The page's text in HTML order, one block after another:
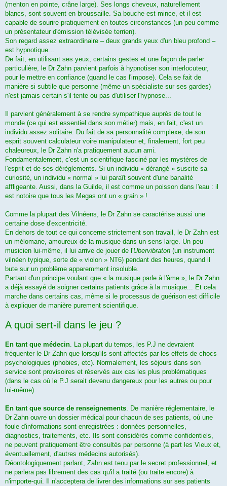
(menton en pointe, crâne large). Ses longs cheveux, naturellement
blancs, sont souvent en broussaille. Sa bouche est mince, et il est
capable de sourire pratiquement en toutes circonstances (un peu comme
un présentateur d'émission télévisée terrien).
Son regard assez extraordinaire – deux grands yeux d'un bleu profond –
est hypnotique...
De fait, en utilisant ses yeux, certains gestes et une façon de parler
particulière, le Dr Zahn parvient parfois à hypnotiser son interlocuteur,
pour le mettre en confiance (quand le cas l'impose). Cela se fait de
manière si subtile que personne (même un spécialiste sur ses gardes)
n'est jamais certain s'il tente ou pas d'utiliser l'hypnose...
Il parvient généralement à se rendre sympathique auprès de tout le
monde (ce qui est essentiel dans son métier) mais, en fait, c'est un
individu assez solitaire. Du fait de sa personnalité complexe, de son
esprit souvent calculateur voire manipulateur et, finalement, fort peu
chaleureux, le Dr Zahn n'a pratiquement aucun ami.
Fondamentalement, c'est un scientifique fasciné par les mystères de
l'esprit et de ses dérèglements. Si un individu « dérangé » suscite sa
curiosité, un individu « normal » lui paraît souvent d'une banalité
affligeante. Aussi, dans la Guilde, il est comme un poisson dans l'eau : il
est notoire que tous les Megas ont un « grain » !
Comme la plupart des Vilnéens, le Dr Zahn se caractérise aussi une
certaine dose d'excentricité.
En dehors de tout ce qui concerne strictement son travail, le Dr Zahn est
un mélomane, amoureux de la musique dans un sens large. Un peu
musicien lui-même, il lui arrive de jouer de l'Ubervibraton (un instrument
vilnéen typique, sorte de « violon » NT6) pendant des heures, quand il
bute sur un problème apparemment insoluble.
Partant d'un principe voulant que « la musique parle à l'âme », le Dr Zahn
a déjà essayé de soigner certains patients grâce à la musique... Et cela
marche dans certains cas, même si le processus de guérison est difficile
à expliquer de manière purement scientifique.
A quoi sert-il dans le jeu ?
En tant que médecin. La plupart du temps, les P.J ne devraient
fréquenter le Dr Zahn que lorsqu'ils sont affectés par les effets de chocs
psychologiques (phobies, etc). Normalement, les séjours dans son
service sont provisoires et réservés aux cas les plus problématiques
(dans le cas où le P.J serait devenu dangereux pour les autres ou pour
lui-même).
En tant que source de renseignements. De manière réglementaire, le
Dr Zahn ouvre un dossier médical pour chacun de ses patients, où une
foule d'informations sont enregistrées : données personnelles,
diagnostics, traitements, etc. Ils sont considérés comme confidentiels,
ne peuvent pratiquement être consultés par personne (à part les Vieux et,
éventuellement, d'autres médecins autorisés).
Déontologiquement parlant, Zahn est tenu par le secret professionnel, et
ne parlera pas librement des cas qu'il a traité (ou traite encore) à
n'importe-qui. Il n'acceptera de livrer des informations sur ses patients